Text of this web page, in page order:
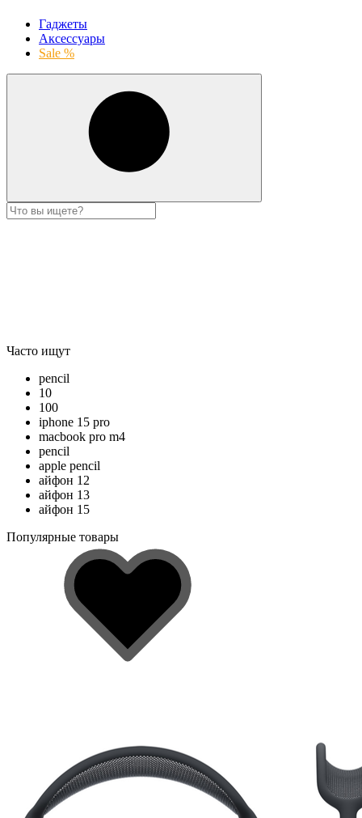
Гаджеты
Аксессуары
Sale %
Часто ищут
pencil
10
100
iphone 15 pro
macbook pro m4
pencil
apple pencil
айфон 12
айфон 13
айфон 15
Популярные товары